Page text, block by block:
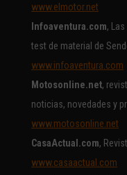
www.elmotor.net
Infoaventura.com,
test de material de
www.infoaventura.com
Motosonline.net,
noticias, novedades y
www.motosonline.net
CasaActual.com,
www.casaactual.com